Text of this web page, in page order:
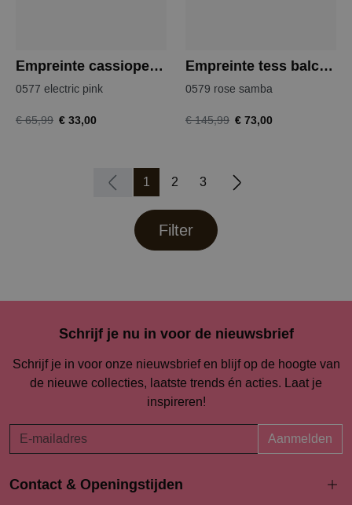
Empreinte cassiopee string
0577 electric pink
€ 65,99 € 33,00
Empreinte tess balconnet bh
0579 rose samba
€ 145,99 € 73,00
1 2 3
Filter
Schrijf je nu in voor de nieuwsbrief
Schrijf je in voor onze nieuwsbrief en blijf op de hoogte van
de nieuwe collecties, laatste trends én acties. Laat je
inspireren!
Aanmelden
Contact & Openingstijden